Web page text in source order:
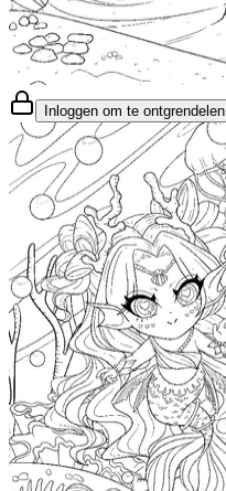
Inloggen om te ontgrendelen